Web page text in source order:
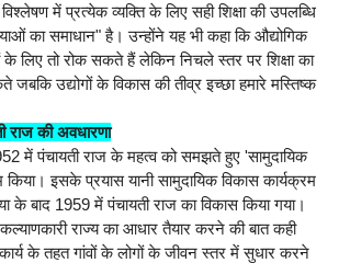
में प्रत्येक व्यक्ति के लिए सही शिक्षा की उपलब्धि
का समाधान" है। उन्होंने यह भी कहा कि औद्योगिक
लिए तो रोक सकते हैं लेकिन निचले स्तर पर शिक्षा का
जबकि उद्योगों के विकास की तीव्र इच्छा हमारे मस्तिष्क
राज की अवधारणा
में पंचायती राज के महत्व को समझते हुए 'सामुदायिक
इसके प्रयास यानी सामुदायिक विकास कार्यक्रम
के बाद 1959 में पंचायती राज का विकास किया गया।
राज्य का आधार तैयार करने की बात कही
के तहत गांवों के लोगों के जीवन स्तर में सुधार करने